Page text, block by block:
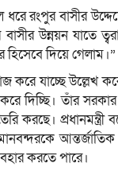
ধরে রংপুর বাসীর
উন্নয়ন যাতে
দিয়ে গেলাম।”
যাচ্ছে উল্লেখ
দিচ্ছি। তাঁর
করছে।
করতে পারে।